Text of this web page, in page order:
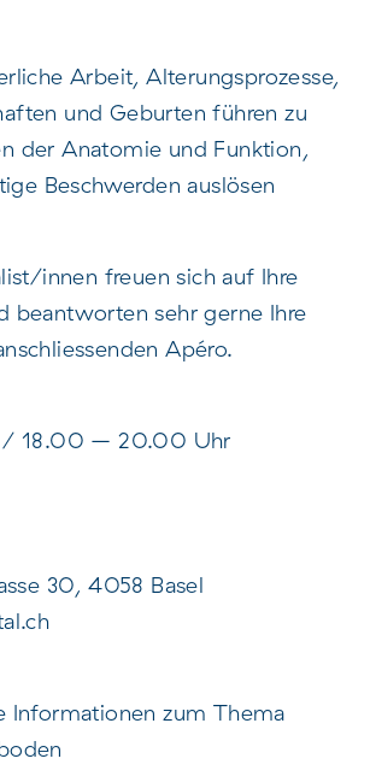
Arbeit, Alterungsprozesse,
und Geburten führen zu
der Anatomie und Funktion,
Beschwerden auslösen
innen freuen sich auf Ihre
beantworten sehr gerne Ihre
Apéro.
/ 18.00 – 20.00 Uhr
30, 4058 Basel
Informationen zum Thema